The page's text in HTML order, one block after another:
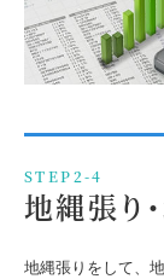
STEP2-4
地縄張り
地縄張りをして、